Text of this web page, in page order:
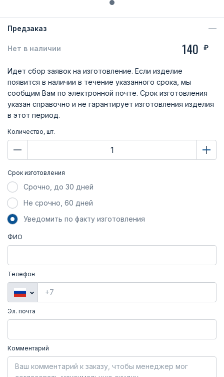
Предзаказ
Нет в наличии 140 ₽
Идет сбор заявок на изготовление. Если изделие
появится в наличии в течение указанного срока, мы
сообщим Вам по электронной почте. Срок изготовления
указан справочно и не гарантирует изготовления изделия
в этот период.
Количество, шт.
Срок изготовления
Срочно, до 30 дней
Не срочно, 60 дней
Уведомить по факту изготовления
ФИО
Телефон
Эл. почта
Комментарий